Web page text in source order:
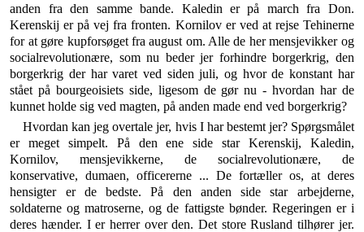
anden fra den samme bande. Kaledin er på march fra Don.
Kerenskij er på vej fra fronten. Kornilov er ved at rejse Tehinerne
for at gøre kupforsøget fra august om. Alle de her men­sjevikker og
socialrevolutionære, som nu beder jer for­hindre borgerkrig, den
borgerkrig der har varet ved si­den juli, og hvor de konstant har
stået på bourgeoisiets side, ligesom de gør nu - hvordan har de
kunnet holde sig ved magten, på anden made end ved borgerkrig?
Hvordan kan jeg overtale jer, hvis I har bestemt jer? Spørgsmålet
er meget simpelt. På den ene side star Ke­renskij, Kaledin,
Kornilov, mensjevikkerne, de socialre­volutionære, de
konservative, dumaen, officererne ... De fortæller os, at deres
hensigter er de bedste. På den anden side star arbejderne,
soldaterne og matroserne, og de fattigste bønder. Regeringen er i
deres hænder. I er herrer over den. Det store Rusland tilhører jer.